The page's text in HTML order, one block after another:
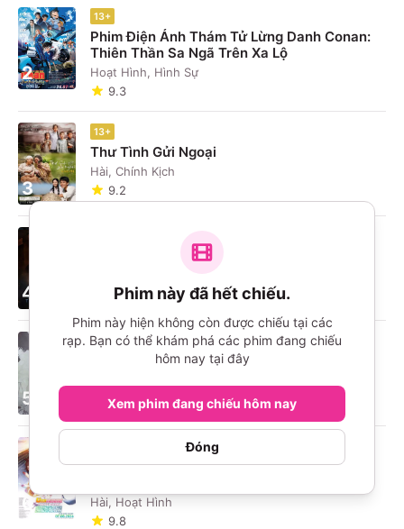
2
13+
Phim Điện Ảnh Thám Tử Lừng Danh Conan:
Thiên Thần Sa Ngã Trên Xa Lộ
Hoạt Hình, Hình Sự
9.3
3
13+
Thư Tình Gửi Ngoại
Hài, Chính Kịch
9.2
4
Phiêu Lưu, Chính Kịch
9.7
5
16+
Ngày Tàn Của Phố Oak
9.6
6
Umamusume: Pretty Derby - Khởi Đầu Kỷ
Hài, Hoạt Hình
9.8
Phim này đã hết chiếu.
Phim này hiện không còn được chiếu tại các
rạp. Bạn có thể khám phá các phim đang chiếu
hôm nay tại đây
Xem phim đang chiếu hôm nay
Đóng